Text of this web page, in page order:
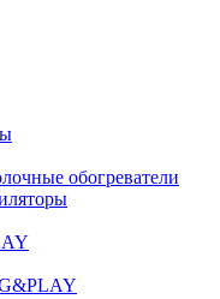
обогреватели